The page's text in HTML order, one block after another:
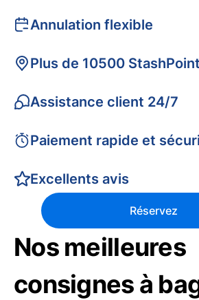
Annulation flexible
Plus de 10500
Assistance client 24/7
Paiement rapide et
Excellents avis
Réservez
Nos meilleures
consignes à